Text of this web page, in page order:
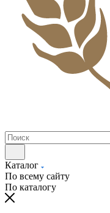
Каталог
По всему сайту
По каталогу